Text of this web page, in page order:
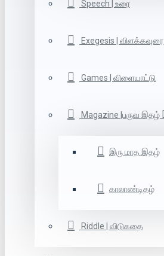
Speech | உரை
Exegesis | விளக்கவுரை
Games | விளையாட்டு
Magazine |பருவ இதழ்
இரு மாத இதழ்
காலாண்டிதழ்
Riddle | விடுகதை